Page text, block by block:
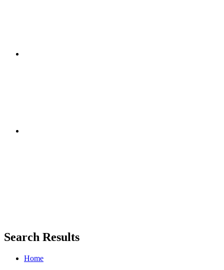
Search Results
Home